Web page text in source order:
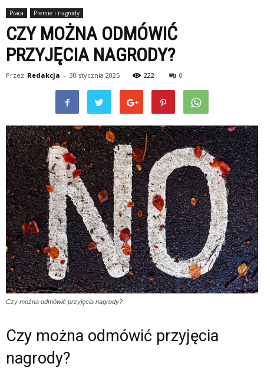
Praca Premie i nagrody
CZY MOŻNA ODMÓWIĆ
PRZYJĘCIA NAGRODY?
Przez Redakcja - 30 stycznia 2025 222 0
Czy można odmówić przyjęcia nagrody?
Czy można odmówić przyjęcia
nagrody?